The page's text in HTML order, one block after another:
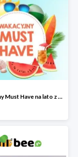
Wakacyjny Must Have na lato z maluszkiem w Bee do -40%